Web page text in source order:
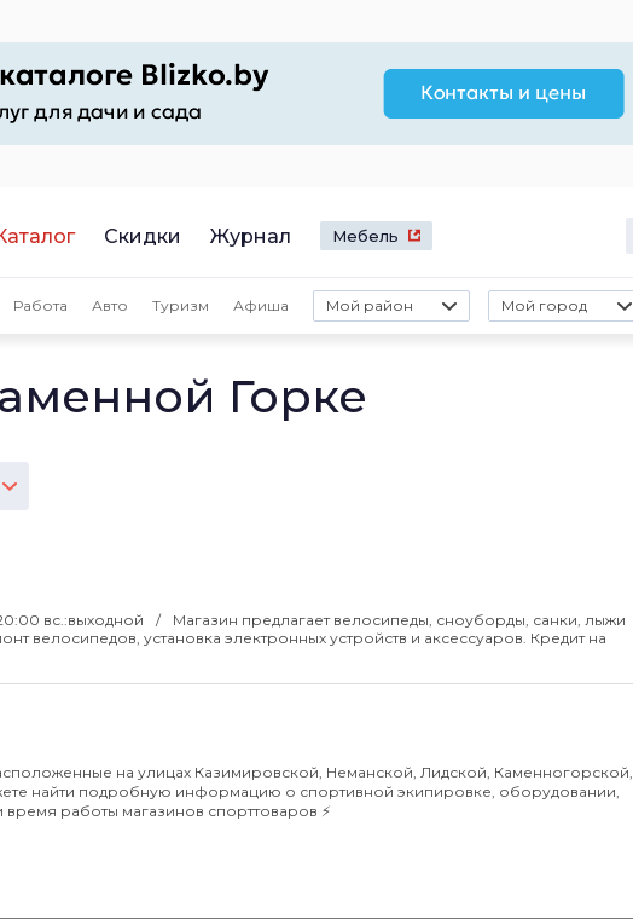
Скидки Журнал Мебель
Работа Авто Туризм Афиша Мой район Мой город
Горке
вс.:выходной
Магазин предлагает велосипеды, сноуборды, санки, лыжи
велосипедов, установка электронных устройств и аксессуаров. Кредит на
на улицах Казимировской, Неманской, Лидской, Каменногорской,
найти подробную информацию о спортивной экипировке, оборудовании,
работы магазинов спорттоваров ⚡️